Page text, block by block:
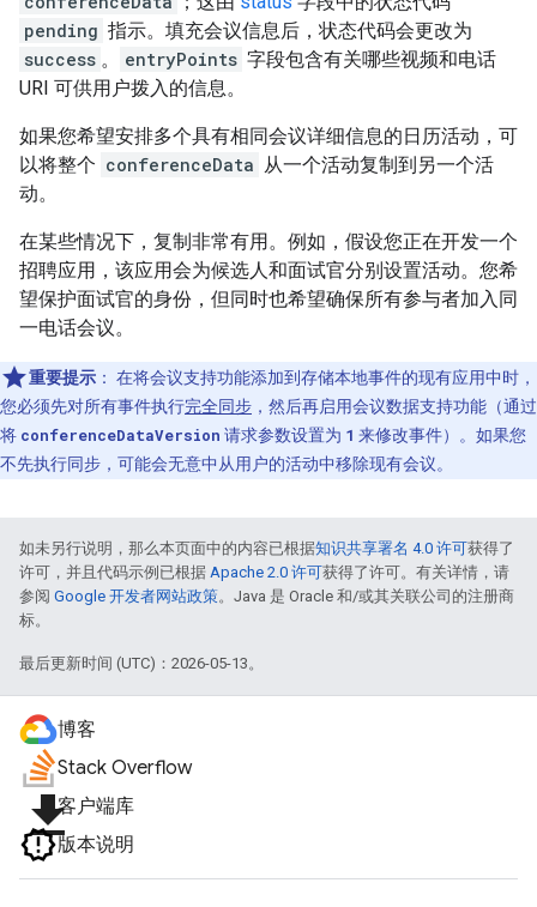
pending 指示。填充会议信息后，状态代码会更改为
success 。 entryPoints 字段包含有关哪些视频和电话
URI 可供用户拨入的信息。
如果您希望安排多个具有相同会议详细信息的日历活动，可
以将整个 conferenceData 从一个活动复制到另一个活
动。
在某些情况下，复制非常有用。例如，假设您正在开发一个
招聘应用，该应用会为候选人和面试官分别设置活动。您希
望保护面试官的身份，但同时也希望确保所有参与者加入同
一电话会议。
重要提示 ： 在将会议支持功能添加到存储本地事件的现有应用中时，
您必须先对所有事件执行完全同步 ，然后再启用会议数据支持功能（通过
将 conferenceDataVersion 请求参数设置为 1 来修改事件）。如果您
不先执行同步，可能会无意中从用户的活动中移除现有会议。
如未另行说明，那么本页面中的内容已根据知识共享署名 4.0 许可获得了
许可，并且代码示例已根据 Apache 2.0 许可获得了许可。有关详情，请
参阅 Google 开发者网站政策。Java 是 Oracle 和/或其关联公司的注册商
标。
最后更新时间 (UTC)：2026-05-13。
博客
Stack Overflow
file_download客户端库
版本说明